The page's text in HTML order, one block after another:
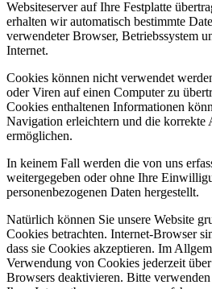
Websiteserver auf Ihre Festplatte
erhalten wir automatisch bestimmte
verwendeter Browser, Betriebssystem
Internet.
Cookies können nicht verwendet
oder Viren auf einen Computer zu
Cookies enthaltenen Informationen
Navigation erleichtern und die korrekte
ermöglichen.
In keinem Fall werden die von uns
weitergegeben oder ohne Ihre
personenbezogenen Daten hergestellt.
Natürlich können Sie unsere Website
Cookies betrachten. Internet-Browser
dass sie Cookies akzeptieren. Im
Verwendung von Cookies jederzeit
Browsers deaktivieren. Bitte